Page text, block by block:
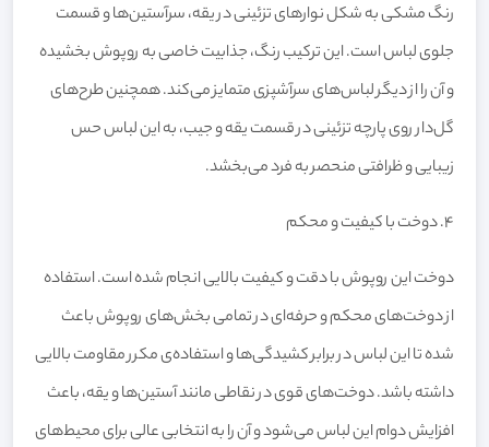
رنگ مشکی به شکل نوارهای تزئینی در یقه، سرآستین‌ها و قسمت
جلوی لباس است. این ترکیب رنگ، جذابیت خاصی به روپوش بخشیده
و آن را از دیگر لباس‌های سرآشپزی متمایز می‌کند. همچنین طرح‌های
گل‌دار روی پارچه تزئینی در قسمت یقه و جیب، به این لباس حس
زیبایی و ظرافتی منحصر به فرد می‌بخشد.
4. دوخت با کیفیت و محکم
دوخت این روپوش با دقت و کیفیت بالایی انجام شده است. استفاده
از دوخت‌های محکم و حرفه‌ای در تمامی بخش‌های روپوش باعث
شده تا این لباس در برابر کشیدگی‌ها و استفاده‌ی مکرر مقاومت بالایی
داشته باشد. دوخت‌های قوی در نقاطی مانند آستین‌ها و یقه، باعث
افزایش دوام این لباس می‌شود و آن را به انتخابی عالی برای محیط‌های